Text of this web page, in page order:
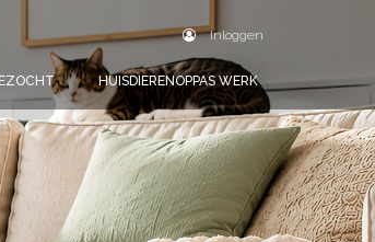
Inloggen
HUISDIERENOPPAS WERK